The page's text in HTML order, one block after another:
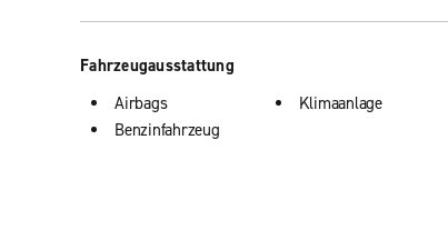
Fahrzeugausstattung
Airbags
Benzinfahrzeug
Klimaanlage